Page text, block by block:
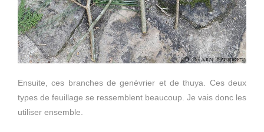
Ensuite, ces branches de genévrier et de thuya. Ces deux
types de feuillage se ressemblent beaucoup. Je vais donc les
utiliser ensemble.